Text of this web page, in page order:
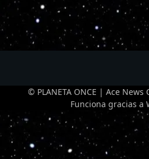
© PLANETA ONCE | Ace News
Funciona gracias a